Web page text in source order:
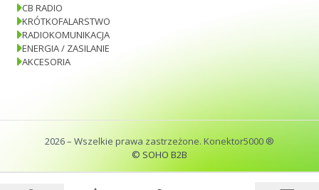
CB RADIO
KRÓTKOFALARSTWO
RADIOKOMUNIKACJA
ENERGIA / ZASILANIE
AKCESORIA
2026– Wszelkie prawa zastrzeżone. Konektor5000 ®
© SOHO B2B